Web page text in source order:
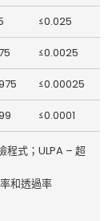
≤0.025
≤0.0025
≤0.00025
≤0.0001
程式；ULPA – 超
和透過率